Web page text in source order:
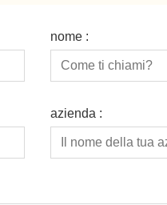
nome :
azienda :